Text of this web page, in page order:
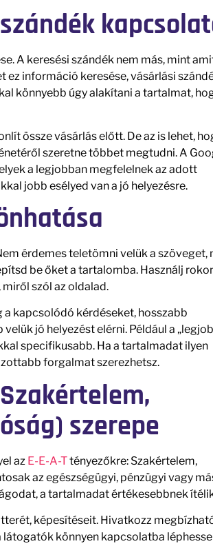
A keresési szándék nem más, mint
ez információ keresése, vásárlási
könnyebb úgy alakítani a tartalmat,
össze vásárlás előtt. De az is lehet,
szeretne többet megtudni. A
a legjobban megfelelnek az adott
jobb esélyed van a jó helyezésre.
érdemes teletömni velük a szöveget,
be őket a tartalomba. Használj
szól az oldalad.
a kapcsolódó kérdéseket, hosszabb
jó helyezést elérni. Például a
specifikusabb. Ha a tartalmadat ilyen
forgalmat szerezhetsz.
szerepe
az E-E-A-Ttényezőkre: Szakértelem,
az egészségügyi, pénzügyi vagy
a tartalmadat értékesebbnek
képesítéseit. Hivatkozz
könnyen kapcsolatba